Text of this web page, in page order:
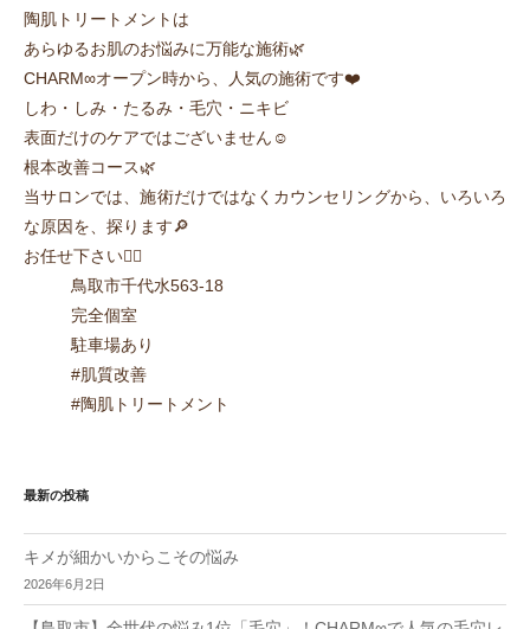
陶肌トリートメントは
あらゆるお肌のお悩みに万能な施術🌿
CHARM∞オープン時から、人気の施術です❤️
しわ・しみ・たるみ・毛穴・ニキビ
表面だけのケアではございません☺️
根本改善コース🌿
当サロンでは、施術だけではなくカウンセリングから、いろいろ
な原因を、探ります🔎
お任せ下さい💁‍♀️
鳥取市千代水563-18
完全個室
駐車場あり
#肌質改善
#陶肌トリートメント
最新の投稿
キメが細かいからこその悩み
2026年6月2日